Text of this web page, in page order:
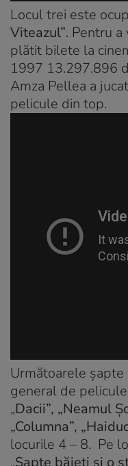
Locul trei este
Viteazul”. Pentru a
plătit bilete la
1997 13.297.896
Amza Pellea a
pelicule din top.
Următoarele
general de
„Dacii”, „Neamul
„Columna”,
locurile 4 – 8. Pe
„Şapte băieţi şi o